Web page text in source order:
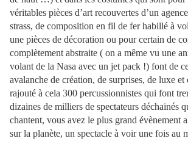
véritables pièces d’art recouvertes d’un
strass, de composition en fil de fer habillé à
une pièces de décoration ou pour certain de
complètement abstraite ( on a même vu une
volant de la Nasa avec un jet pack !) font de
avalanche de création, de surprises, de luxe et
rajouté à cela 300 percussionnistes qui font
dizaines de milliers de spectateurs déchainés
chantent, vous avez le plus grand évènement
sur la planète, un spectacle à voir une fois au